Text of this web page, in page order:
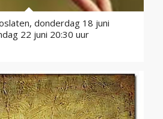
donderdag 18 juni
22 juni 20:30 uur